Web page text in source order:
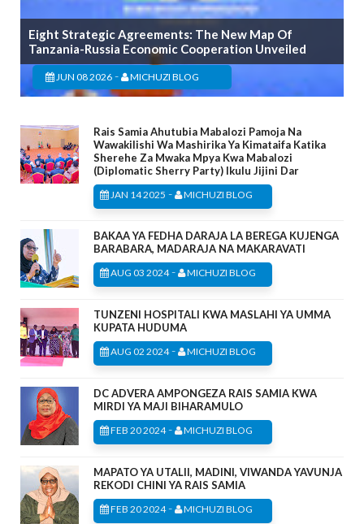
Eight Strategic Agreements: The New Map Of
Tanzania-Russia Economic Cooperation Unveiled
JUN 08 2026 - MICHUZI BLOG
Rais Samia Ahutubia Mabalozi Pamoja Na
Wawakilishi Wa Mashirika Ya Kimataifa Katika
Sherehe Za Mwaka Mpya Kwa Mabalozi
(Diplomatic Sherry Party) Ikulu Jijini Dar
JAN 14 2025 - MICHUZI BLOG
BAKAA YA FEDHA DARAJA LA BEREGA KUJENGA
BARABARA, MADARAJA NA MAKARAVATI
AUG 03 2024- MICHUZI BLOG
TUNZENI HOSPITALI KWA MASLAHI YA UMMA
KUPATA HUDUMA
AUG 02 2024- MICHUZI BLOG
DC ADVERA AMPONGEZA RAIS SAMIA KWA
MIRDI YA MAJI BIHARAMULO
FEB 20 2024- MICHUZI BLOG
MAPATO YA UTALII, MADINI, VIWANDA YAVUNJA
REKODI CHINI YA RAIS SAMIA
FEB 20 2024- MICHUZI BLOG